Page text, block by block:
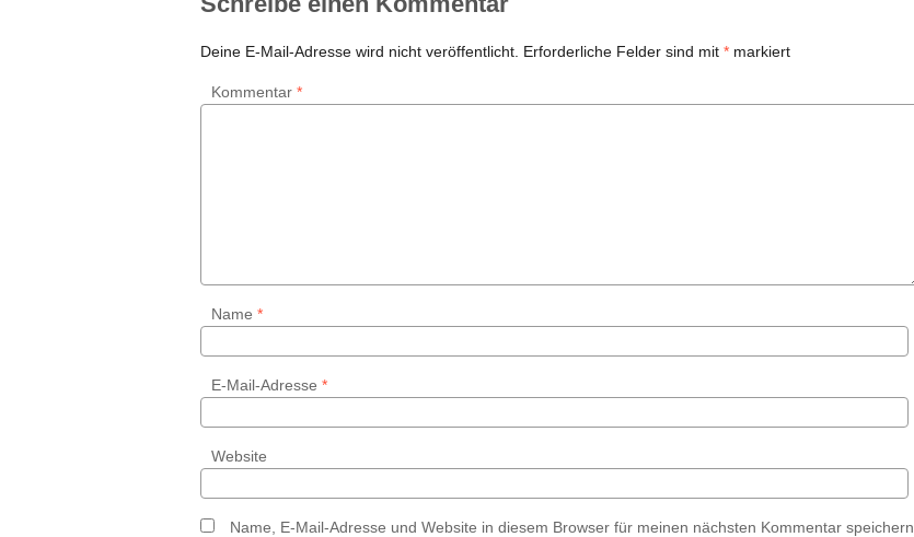
Deine E-Mail-Adresse wird nicht veröffentlicht. Erforderliche Felder sind mit * markiert
Kommentar *
Name *
E-Mail-Adresse *
Website
Name, E-Mail-Adresse und Website in diesem Browser für meinen nächsten Kommentar speichern.